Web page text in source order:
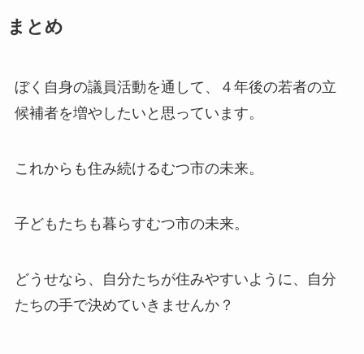
まとめ
ぼく自身の議員活動を通して、４年後の若者の立
候補者を増やしたいと思っています。
これからも住み続けるむつ市の未来。
子どもたちも暮らすむつ市の未来。
どうせなら、自分たちが住みやすいように、自分
たちの手で決めていきませんか？